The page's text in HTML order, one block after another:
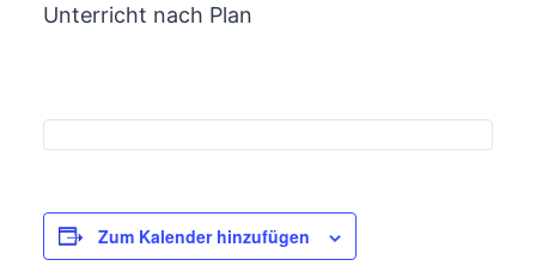
Unterricht nach Plan
Zum Kalender hinzufügen